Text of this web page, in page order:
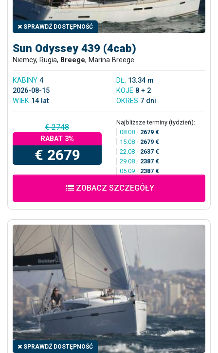
SPRAWDŹ DOSTĘPNOŚĆ
Sun Odyssey 439 (4cab)
Niemcy, Rugia, Breege, Marina Breege
KABINY 4 DŁ. 13.34 m
2026-08-15
KOJE 8 + 2
WIEK 14 lat OKRES 7 dni
€ 2748
RABAT 3%
€ 2679
Najbliższe terminy (tydzień):
08.08 / 2679 €
15.08 / 2679 €
22.08 / 2637 €
29.08 / 2387 €
05.09 / 2387 €
ZOBACZ SZCZEGÓŁY
SPRAWDŹ DOSTĘPNOŚĆ